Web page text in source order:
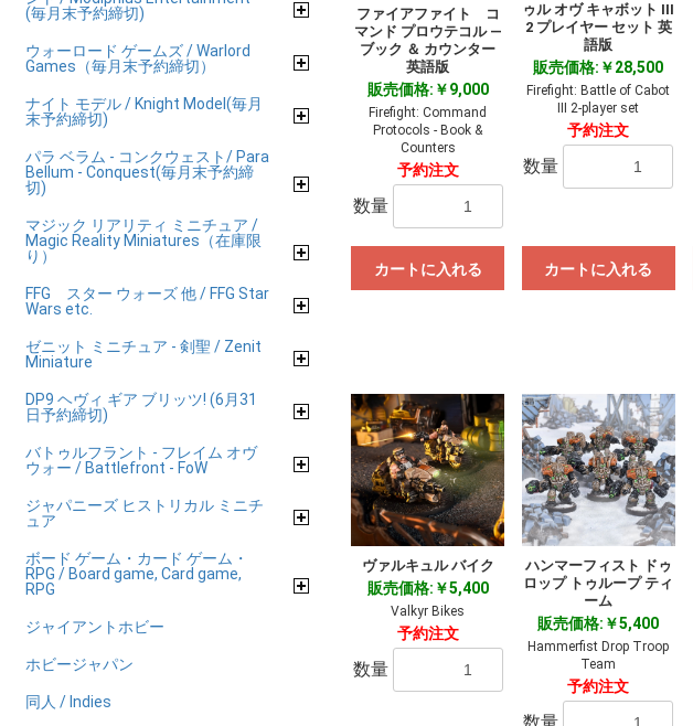
(毎月末予約締切)
ウォーロード ゲームズ / Warlord
Games（毎月末予約締切）
ナイト モデル / Knight Model(毎月
末予約締切)
パラ ベラム - コンクウェスト/ Para
Bellum - Conquest(毎月末予約締
切)
マジック リアリティ ミニチュア /
Magic Reality Miniatures（在庫限
り）
FFG スター ウォーズ 他 / FFG Star
Wars etc.
ゼニット ミニチュア - 剣聖 / Zenit
Miniature
DP9 ヘヴィ ギア ブリッツ! (6月31
日予約締切)
バトゥルフラント - フレイム オヴ
ウォー / Battlefront - FoW
ジャパニーズ ヒストリカル ミニチ
ュア
ボード ゲーム・カード ゲーム・
RPG / Board game, Card game,
RPG
ジャイアントホビー
ホビージャパン
同人 / Indies
ファイアファイト コ
マンド プロウテコル ―
ブック ＆ カウンター
英語版
販売価格:￥9,000
Firefight: Command
Protocols - Book &
Counters
予約注文
数量
カートに入れる
ゥル オヴ キャボット III
2 プレイヤー セット 英
語版
販売価格:￥28,500
Firefight: Battle of Cabot
III 2-player set
予約注文
数量
カートに入れる
ヴァルキュル バイク
販売価格:￥5,400
Valkyr Bikes
予約注文
数量
ハンマーフィスト ドゥ
ロップ トゥループ ティ
ーム
販売価格:￥5,400
Hammerfist Drop Troop
Team
予約注文